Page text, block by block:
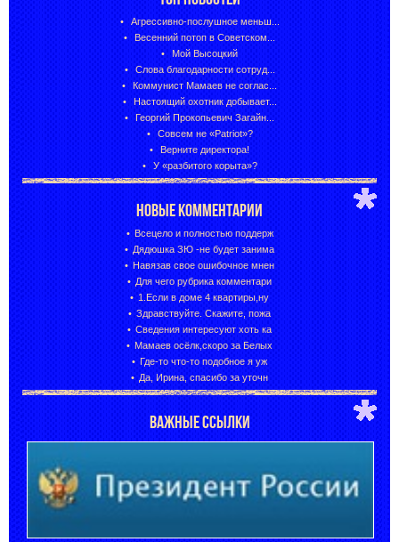
Агрессивно-послушное меньш...
Весенний потоп в Советском...
Мой Высоцкий
Слова благодарности сотруд...
Коммунист Мамаев не соглас...
Настоящий охотник добывает...
Георгий Прокопьевич Загайн...
Совсем не «Patriot»?
Верните директора!
У «разбитого корыта»?
НОВЫЕ КОММЕНТАРИИ
Всецело и полностью поддерж
Дядюшка ЗЮ -не будет занима
Навязав свое ошибочное мнен
Для чего рубрика комментари
1.Если в доме 4 квартиры,ну
Здравствуйте. Скажите, пожа
Сведения интересуют хоть ка
Мамаев осёлк,скоро за Белых
Где-то что-то подобное я уж
Да, Ирина, спасибо за уточн
ВАЖНЫЕ ССЫЛКИ